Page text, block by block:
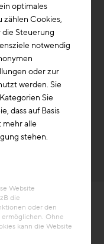
optimales
Cookies,
Steuerung
notwendig
oder zur
werden. Sie
Sie
dass auf Basis
mehr alle
stehen.
Website
die
oder den
Ohne
kann die Website